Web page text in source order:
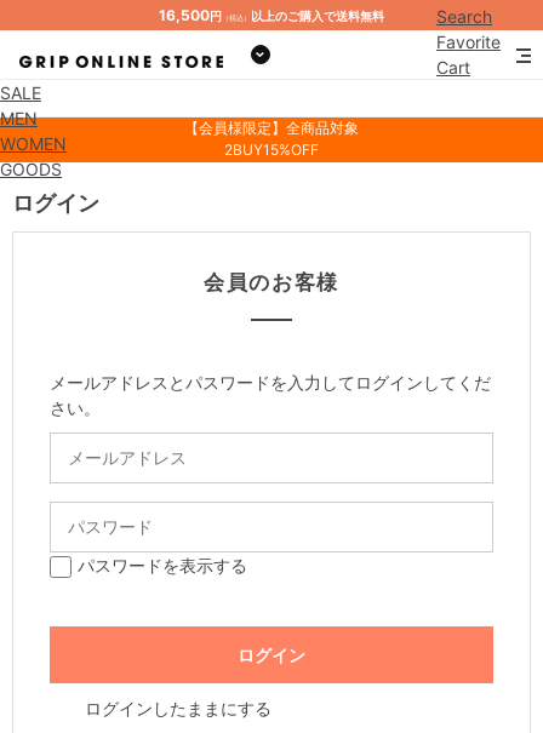
16,500円 （税込） 以上のご購入で送料無料
Search
Favorite
Cart
SALE
MEN
WOMEN
GOODS
【会員様限定】全商品対象
2BUY15%OFF
ログイン
会員のお客様
メールアドレスとパスワードを入力してログインしてくだ
さい。
パスワードを表示する
ログインしたままにする